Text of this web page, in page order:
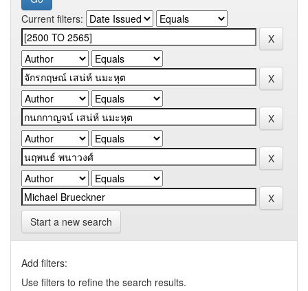
Current filters:
Start a new search
Add filters:
Use filters to refine the search results.